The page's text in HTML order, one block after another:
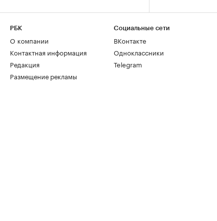
РБК
О компании
Контактная информация
Редакция
Размещение рекламы
Социальные сети
ВКонтакте
Одноклассники
Telegram